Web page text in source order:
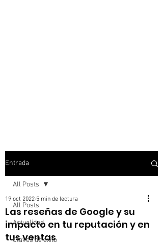
Entrada
All Posts
Actualidad
Claves de éxito
All Posts
Las reseñas de Google y su
impacto en tu reputación y en
tus ventas
19 oct 2022 5 min de lectura